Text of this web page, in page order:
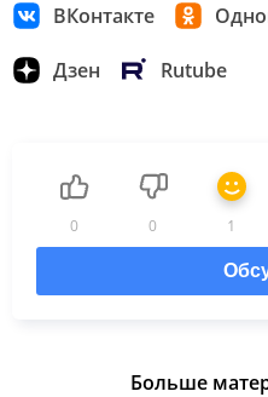
ВКонтакте
Дзен Rutube
0 0 1
Больше